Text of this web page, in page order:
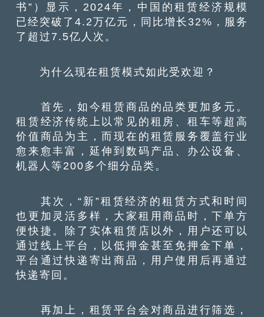
书”）显示，2024年，中国的租赁经济规模
已经突破了4.2万亿元，同比增长32%，服务
了超过7.5亿人次。
为什么现在租赁模式如此受欢迎？
首先，如今租赁商品的品类更加多元。
租赁经济传统上以常见的租房、租车等超高
价值商品为主，而现在的租赁服务覆盖行业
愈来愈丰富，延伸到数码产品、办公设备、
机器人等200多个细分品类。
其次，“新”租赁经济的租赁方式和时间
也更加灵活多样，大家租用商品时，下单方
便快捷。除了实体租赁店以外，用户还可以
通过线上平台，以低押金甚至免押金下单，
平台通过快递寄出商品，用户使用后再通过
快递寄回。
再加上，租赁平台会对商品进行筛选，